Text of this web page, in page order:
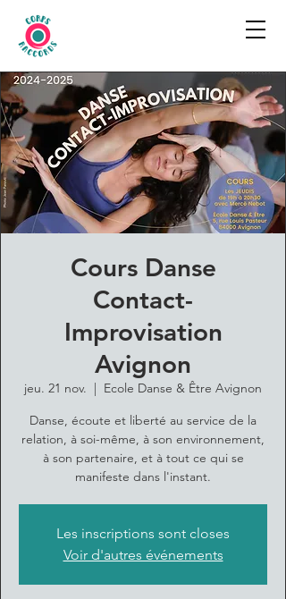
Cours Danse
Contact-
Improvisation
Avignon
jeu. 21 nov.
  |
Ecole Danse & Être Avignon
Danse, écoute et liberté au service de la
relation, à soi-même, à son environnement,
à son partenaire, et à tout ce qui se
manifeste dans l'instant.
Les inscriptions sont closes
Voir d'autres événements